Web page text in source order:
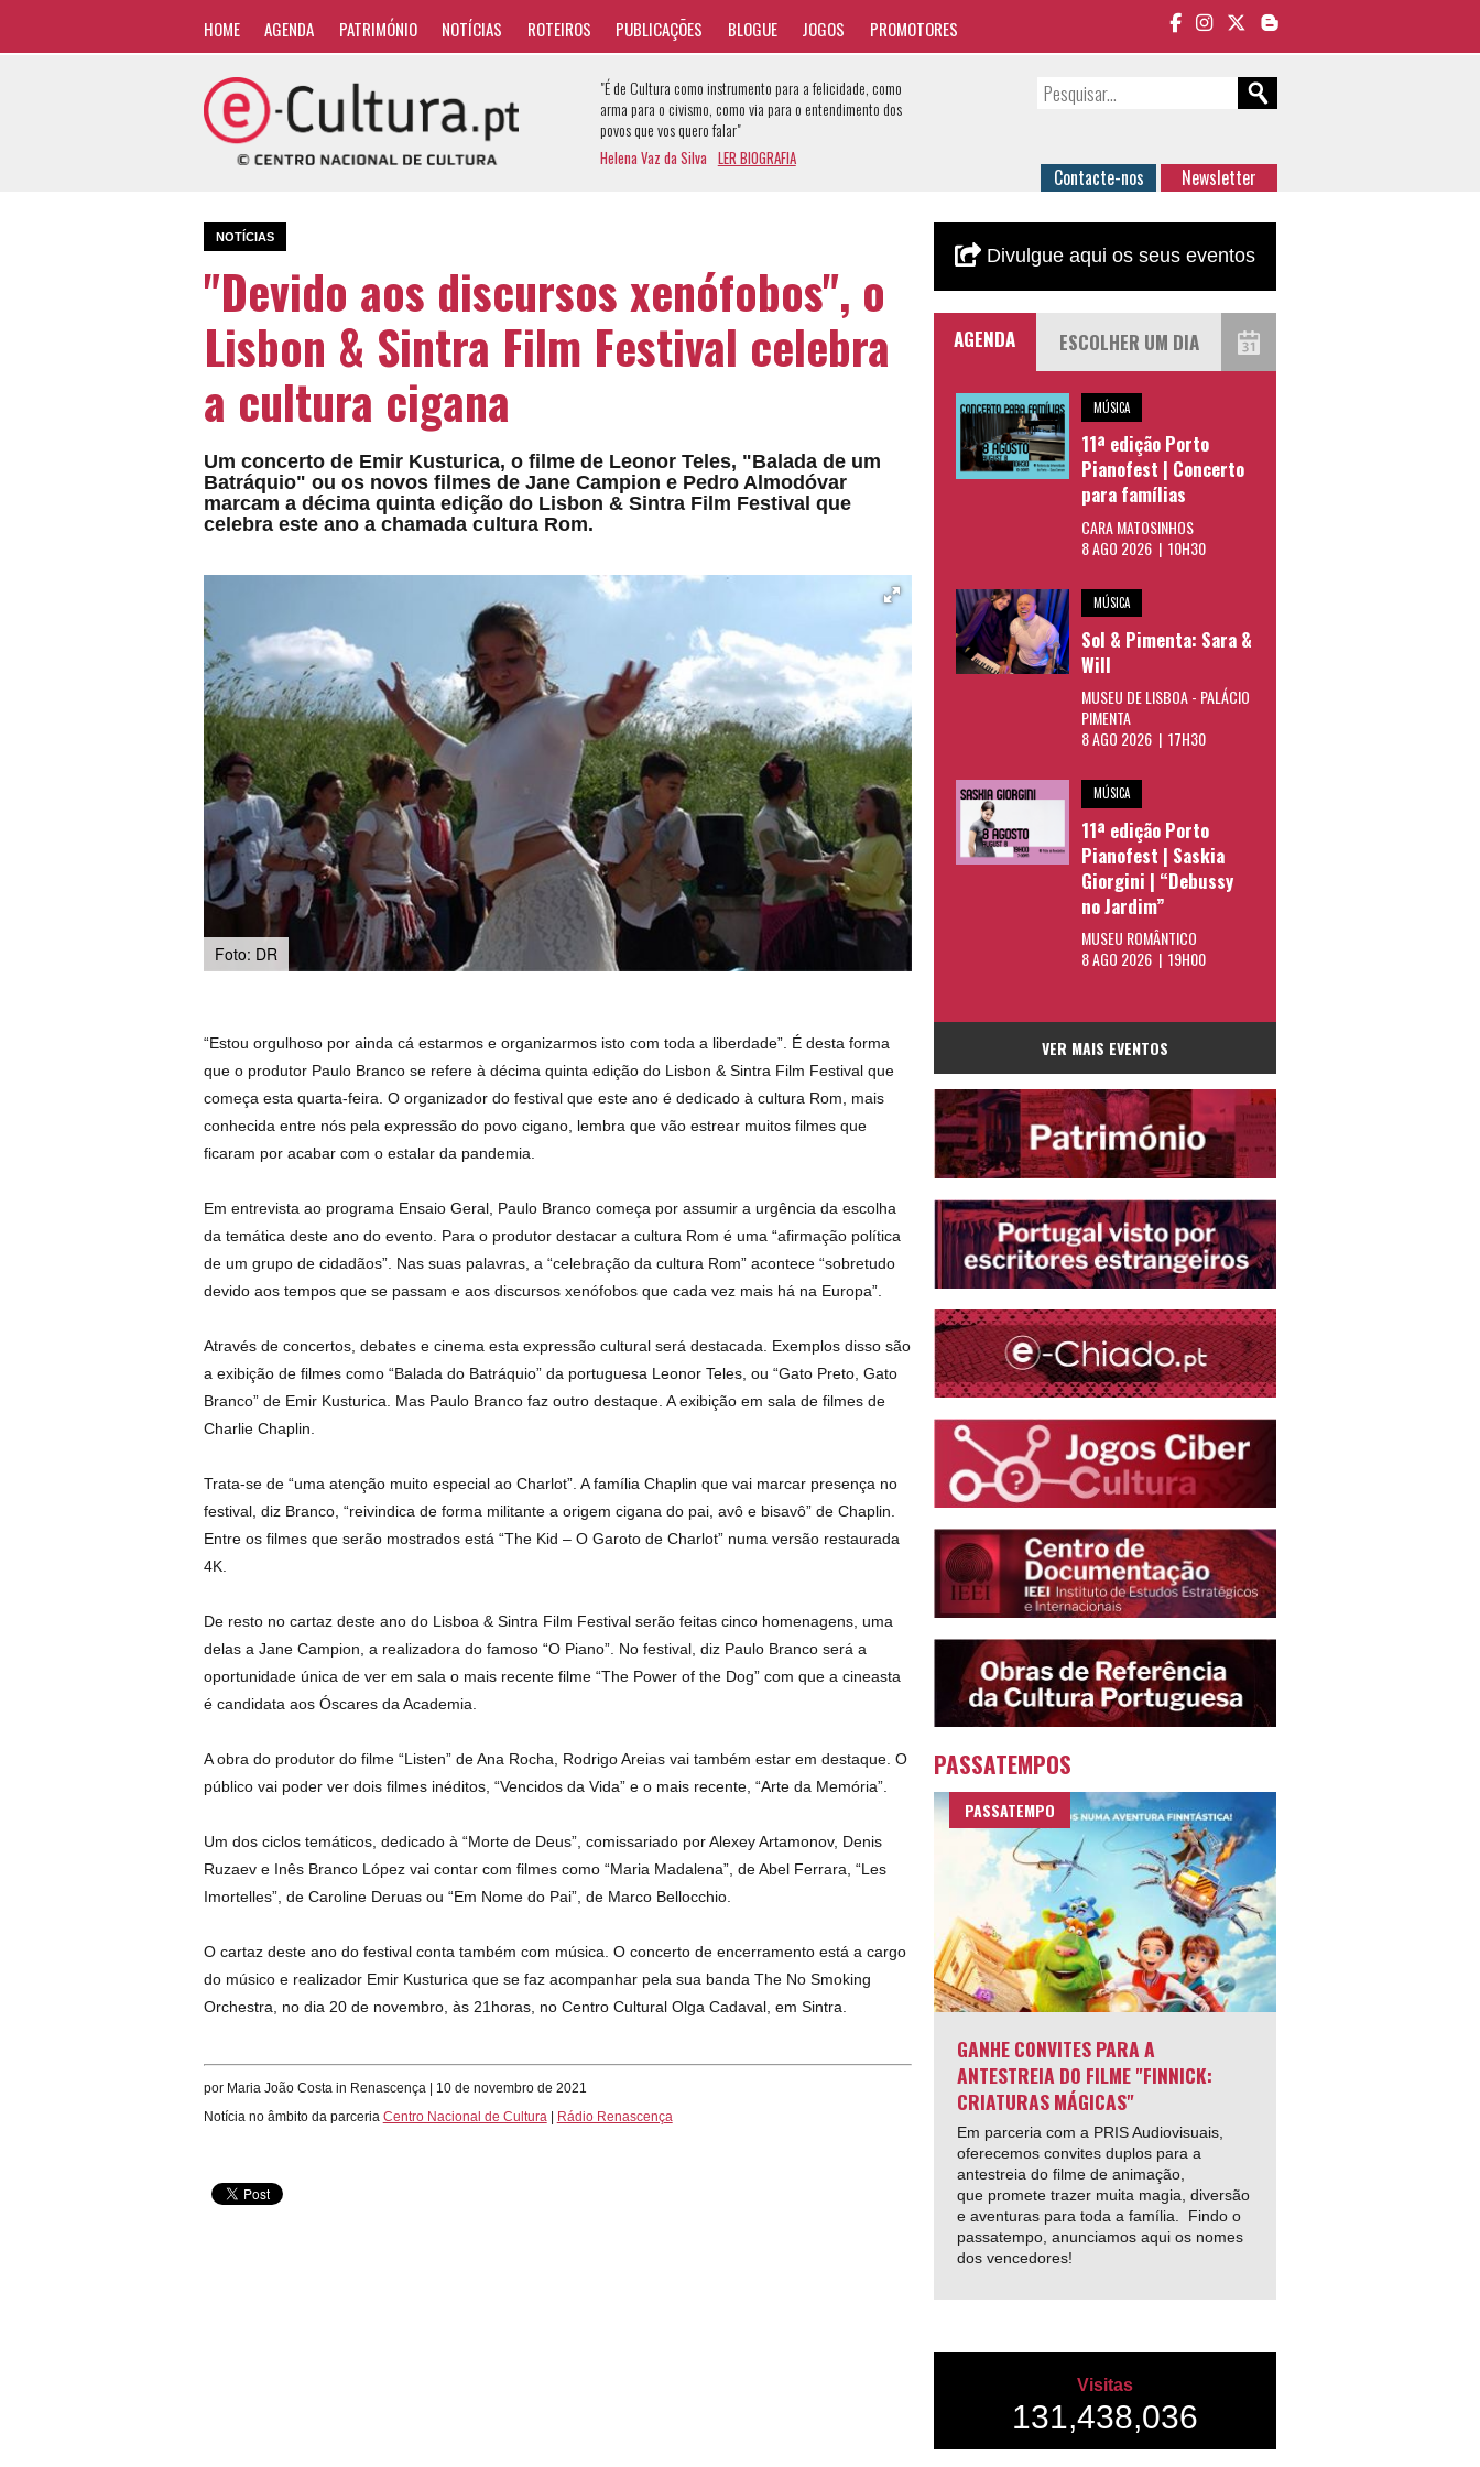
HOME AGENDA PATRIMÓNIO NOTÍCIAS ROTEIROS PUBLICAÇÕES BLOGUE JOGOS PROMOTORES
"É de Cultura como instrumento para a felicidade, como
arma para o civismo, como via para o entendimento dos
povos que vos quero falar"
Helena Vaz da Silva LER BIOGRAFIA
Contacte-nos Newsletter
NOTÍCIAS
"Devido aos discursos xenófobos", o
Lisbon & Sintra Film Festival celebra
a cultura cigana
Um concerto de Emir Kusturica, o filme de Leonor Teles, "Balada de um
Batráquio" ou os novos filmes de Jane Campion e Pedro Almodóvar
marcam a décima quinta edição do Lisbon & Sintra Film Festival que
celebra este ano a chamada cultura Rom.
Foto: DR
“Estou orgulhoso por ainda cá estarmos e organizarmos isto com toda a liberdade”. É desta forma
que o produtor Paulo Branco se refere à décima quinta edição do Lisbon & Sintra Film Festival que
começa esta quarta-feira. O organizador do festival que este ano é dedicado à cultura Rom, mais
conhecida entre nós pela expressão do povo cigano, lembra que vão estrear muitos filmes que
ficaram por acabar com o estalar da pandemia.
Em entrevista ao programa Ensaio Geral, Paulo Branco começa por assumir a urgência da escolha
da temática deste ano do evento. Para o produtor destacar a cultura Rom é uma “afirmação política
de um grupo de cidadãos”. Nas suas palavras, a “celebração da cultura Rom” acontece “sobretudo
devido aos tempos que se passam e aos discursos xenófobos que cada vez mais há na Europa”.
Através de concertos, debates e cinema esta expressão cultural será destacada. Exemplos disso são
a exibição de filmes como “Balada do Batráquio” da portuguesa Leonor Teles, ou “Gato Preto, Gato
Branco” de Emir Kusturica. Mas Paulo Branco faz outro destaque. A exibição em sala de filmes de
Charlie Chaplin.
Trata-se de “uma atenção muito especial ao Charlot”. A família Chaplin que vai marcar presença no
festival, diz Branco, “reivindica de forma militante a origem cigana do pai, avô e bisavô” de Chaplin.
Entre os filmes que serão mostrados está “The Kid – O Garoto de Charlot” numa versão restaurada
4K.
De resto no cartaz deste ano do Lisboa & Sintra Film Festival serão feitas cinco homenagens, uma
delas a Jane Campion, a realizadora do famoso “O Piano”. No festival, diz Paulo Branco será a
oportunidade única de ver em sala o mais recente filme “The Power of the Dog” com que a cineasta
é candidata aos Óscares da Academia.
A obra do produtor do filme “Listen” de Ana Rocha, Rodrigo Areias vai também estar em destaque. O
público vai poder ver dois filmes inéditos, “Vencidos da Vida” e o mais recente, “Arte da Memória”.
Um dos ciclos temáticos, dedicado à “Morte de Deus”, comissariado por Alexey Artamonov, Denis
Ruzaev e Inês Branco López vai contar com filmes como “Maria Madalena”, de Abel Ferrara, “Les
Imortelles”, de Caroline Deruas ou “Em Nome do Pai”, de Marco Bellocchio.
O cartaz deste ano do festival conta também com música. O concerto de encerramento está a cargo
do músico e realizador Emir Kusturica que se faz acompanhar pela sua banda The No Smoking
Orchestra, no dia 20 de novembro, às 21horas, no Centro Cultural Olga Cadaval, em Sintra.
por Maria João Costa in Renascença | 10 de novembro de 2021
Notícia no âmbito da parceria Centro Nacional de Cultura| Rádio Renascença
Divulgue aqui os seus eventos
AGENDA
MÚSICA
11ª edição Porto
Pianofest | Concerto
para famílias
CARA MATOSINHOS
8 AGO 2026 | 10H30
MÚSICA
Sol & Pimenta: Sara &
Will
MUSEU DE LISBOA - PALÁCIO
PIMENTA
8 AGO 2026 | 17H30
MÚSICA
11ª edição Porto
Pianofest | Saskia
Giorgini | “Debussy
no Jardim”
MUSEU ROMÂNTICO
8 AGO 2026 | 19H00
VER MAIS EVENTOS
PASSATEMPOS
PASSATEMPO
GANHE CONVITES PARA A
ANTESTREIA DO FILME "FINNICK:
CRIATURAS MÁGICAS"
Em parceria com a PRIS Audiovisuais,
oferecemos convites duplos para a
antestreia do filme de animação,
que promete trazer muita magia, diversão
e aventuras para toda a família. Findo o
passatempo, anunciamos aqui os nomes
dos vencedores!
Visitas
131,438,036